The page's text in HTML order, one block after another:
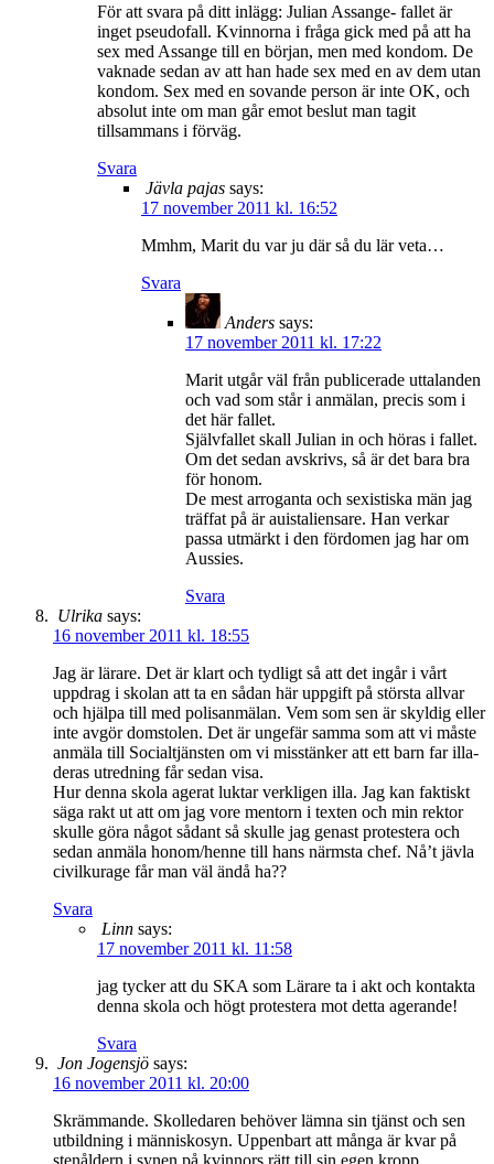
För att svara på ditt inlägg: Julian Assange- fallet är
inget pseudofall. Kvinnorna i fråga gick med på att ha
sex med Assange till en början, men med kondom. De
vaknade sedan av att han hade sex med en av dem utan
kondom. Sex med en sovande person är inte OK, och
absolut inte om man går emot beslut man tagit
tillsammans i förväg.
Svara
Jävla pajas says:
17 november 2011 kl. 16:52
Mmhm, Marit du var ju där så du lär veta…
Svara
Anders says:
17 november 2011 kl. 17:22
Marit utgår väl från publicerade uttalanden
och vad som står i anmälan, precis som i
det här fallet.
Självfallet skall Julian in och höras i fallet.
Om det sedan avskrivs, så är det bara bra
för honom.
De mest arroganta och sexistiska män jag
träffat på är auistaliensare. Han verkar
passa utmärkt i den fördomen jag har om
Aussies.
Svara
Ulrika says:
16 november 2011 kl. 18:55
Jag är lärare. Det är klart och tydligt så att det ingår i vårt
uppdrag i skolan att ta en sådan här uppgift på största allvar
och hjälpa till med polisanmälan. Vem som sen är skyldig eller
inte avgör domstolen. Det är ungefär samma som att vi måste
anmäla till Socialtjänsten om vi misstänker att ett barn far illa-
deras utredning får sedan visa.
Hur denna skola agerat luktar verkligen illa. Jag kan faktiskt
säga rakt ut att om jag vore mentorn i texten och min rektor
skulle göra något sådant så skulle jag genast protestera och
sedan anmäla honom/henne till hans närmsta chef. Nå’t jävla
civilkurage får man väl ändå ha??
Svara
Linn says:
17 november 2011 kl. 11:58
jag tycker att du SKA som Lärare ta i akt och kontakta
denna skola och högt protestera mot detta agerande!
Svara
Jon Jogensjö says:
16 november 2011 kl. 20:00
Skrämmande. Skolledaren behöver lämna sin tjänst och sen
utbildning i människosyn. Uppenbart att många är kvar på
stenåldern i synen på kvinnors rätt till sin egen kropp.